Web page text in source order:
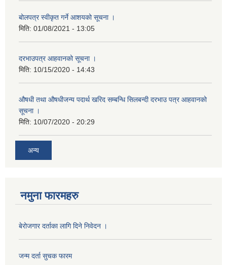
बोलपत्र स्वीकृत गर्ने आशयको सूचना ।
मिति: 01/08/2021 - 13:05
दरभाउपत्र आहवानको सूचना ।
मिति: 10/15/2020 - 14:43
औषधी तथा औषधीजन्य पदार्थ खरिद सम्बन्धि सिलबन्दी दरभाउ पत्र आहवानको
सूचना ।
मिति: 10/07/2020 - 20:29
अन्य
नमुना फारमहरु
बेरोजगार दर्ताका लागि दिने निवेदन ।
जन्म दर्ता सुचक फारम